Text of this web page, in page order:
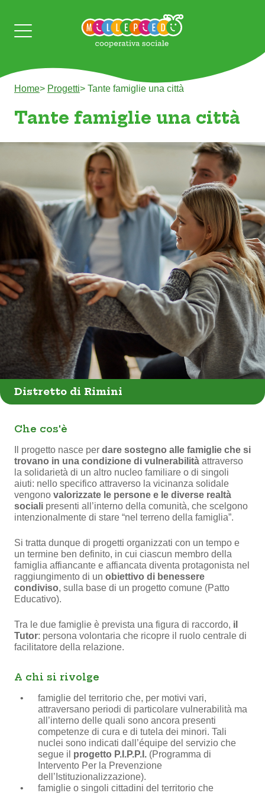
Home> Progetti> Tante famiglie una città
Tante famiglie una città
Distretto di Rimini
Che cos'è
Il progetto nasce per dare sostegno alle famiglie che si
trovano in una condizione di vulnerabilità attraverso
la solidarietà di un altro nucleo familiare o di singoli
aiuti: nello specifico attraverso la vicinanza solidale
vengono valorizzate le persone e le diverse realtà
sociali presenti all’interno della comunità, che scelgono
intenzionalmente di stare “nel terreno della famiglia”.
Si tratta dunque di progetti organizzati con un tempo e
un termine ben definito, in cui ciascun membro della
famiglia affiancante e affiancata diventa protagonista nel
raggiungimento di un obiettivo di benessere
condiviso, sulla base di un progetto comune (Patto
Educativo).
Tra le due famiglie è prevista una figura di raccordo, il
Tutor: persona volontaria che ricopre il ruolo centrale di
facilitatore della relazione.
A chi si rivolge
famiglie del territorio che, per motivi vari,
attraversano periodi di particolare vulnerabilità ma
all’interno delle quali sono ancora presenti
competenze di cura e di tutela dei minori. Tali
nuclei sono indicati dall’équipe del servizio che
segue il progetto P.I.P.P.I. (Programma di
Intervento Per la Prevenzione
dell’Istituzionalizzazione).
famiglie o singoli cittadini del territorio che